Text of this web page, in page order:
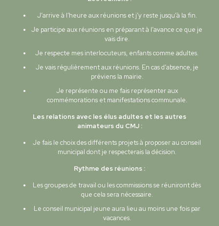
J’arrive à l’heure aux réunions et j’y reste jusqu’à la fin.
Je participe aux réunions en préparant à l’avance ce que je
vais dire.
Je respecte mes interlocuteurs, enfants comme adultes.
Je vais régulièrement aux réunions. En cas d’absence, je
préviens la mairie.
Je représente ou me fais représenter aux
commémorations et manifestations communale.
Les relations avec les élus adultes et les autres
animateurs du CMJ :
Je fais le choix des différents projets à proposer au conseil
municipal dont je respecterais la décision.
Rythme des réunions :
Les groupes de travail ou les commissions se réuniront dès
que cela sera nécessaire.
Le conseil municipal jeune aura lieu au moins une fois par
vacances.